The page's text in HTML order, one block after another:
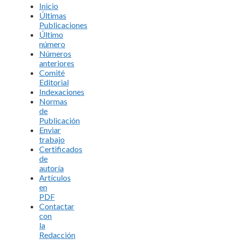
Inicio
Últimas
Publicaciones
Último
número
Números
anteriores
Comité
Editorial
Indexaciones
Normas
de
Publicación
Enviar
trabajo
Certificados
de
autoría
Artículos
en
PDF
Contactar
con
la
Redacción